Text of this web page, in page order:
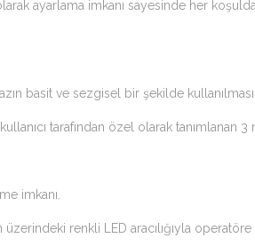
olarak ayarlama imkanı sayesinde her
basit ve sezgisel bir şekilde
tarafından özel olarak tanımlanan 3
imkanı.
renkli LED aracılığıyla operatöre